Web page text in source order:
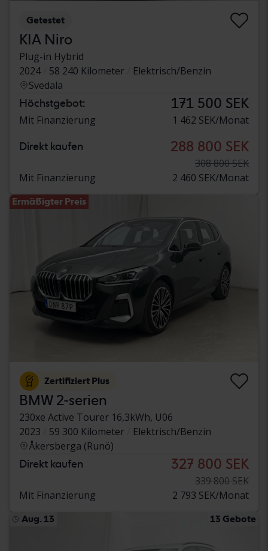
Getestet
KIA Niro
Plug-in Hybrid
2024
58 240 Kilometer
Elektrisch/Benzin
Svedala
Höchstgebot: 171 500 SEK
Mit Finanzierung 1 462 SEK/Monat
Direkt kaufen 288 800 SEK
308 800 SEK
Mit Finanzierung
2 460 SEK/Monat
Ermäßigter Preis
Zertifiziert Plus
BMW 2-serien
230xe Active Tourer 16,3kWh, U06
2023
59 300 Kilometer
Elektrisch/Benzin
Åkersberga (Runö)
Direkt kaufen 327 800 SEK
339 800 SEK
Mit Finanzierung
2 793 SEK/Monat
Aug. 13 13 Gebote